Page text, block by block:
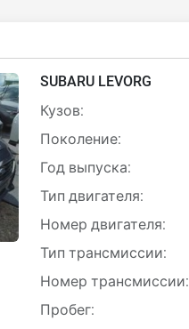
SUBARU LEVORG
Кузов:
Поколение:
Год выпуска:
Тип двигателя:
Номер двигателя:
Тип трансмиссии:
Номер трансмиссии:
Пробег: